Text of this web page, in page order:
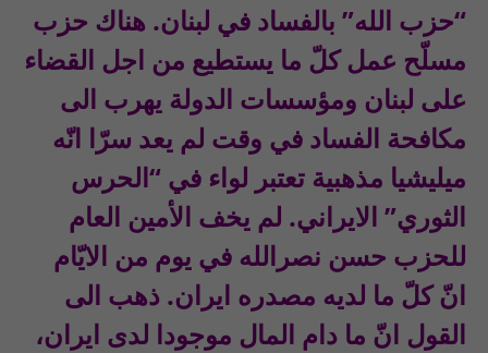
“حزب الله” بالفساد في لبنان. هناك حزب
مسلّح عمل كلّ ما يستطيع من اجل القضاء
على لبنان ومؤسسات الدولة يهرب الى
مكافحة الفساد في وقت لم يعد سرّا انّه
ميليشيا مذهبية تعتبر لواء في “الحرس
الثوري” الايراني. لم يخف الأمين العام
للحزب حسن نصرالله في يوم من الايّام
انّ كلّ ما لديه مصدره ايران. ذهب الى
القول انّ ما دام المال موجودا لدى ايران،